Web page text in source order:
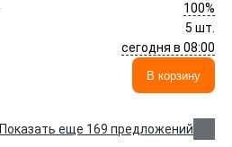
100%
5 шт.
сегодня в 08:00
В корзину
Показать еще 169 предложений